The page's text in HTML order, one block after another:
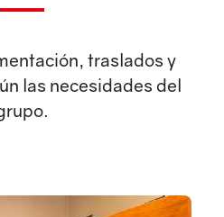
traslados y
las necesidades del